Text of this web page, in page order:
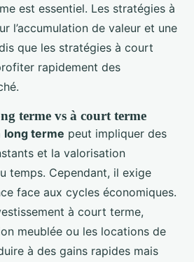
est essentiel. Les stratégies à
l’accumulation de valeur et une
que les stratégies à court
rapidement des
terme vs à court terme
long terme peut impliquer des
et la valorisation
temps. Cependant, il exige
face aux cycles économiques.
à court terme,
meublée ou les locations de
à des gains rapides mais